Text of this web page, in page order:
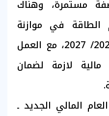
مستمرة، وهناك
في موازنة
العام المالي الجديد 2026/ 2027، مع العمل
لازمة لضمان
المالي الجديد ـ